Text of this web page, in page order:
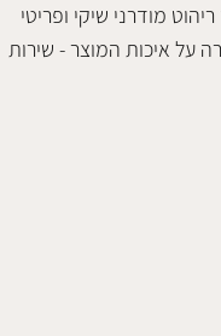
מודרני שיקי ופריטי
על איכות המוצר - שירות